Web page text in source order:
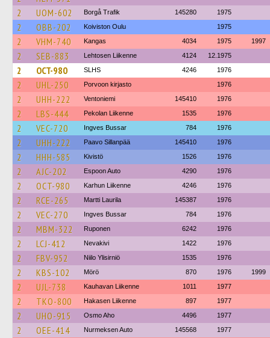
2 UOM-602 Borgå Trafik 145280 1975
2 OBB-202 Koiviston Oulu 1975
2 VHM-740 Kangas 4034 1975 1997
2 SEB-883 Lehtosen Liikenne 4124 12.1975
2 OCT-980 SLHS 4246 1976
2 UHL-250 Porvoon kirjasto 1976
2 UHH-222 Ventoniemi 145410 1976
2 LBS-444 Pekolan Liikenne 1535 1976
2 VEC-720 Ingves Bussar 784 1976
2 UHH-222 Paavo Sillanpää 145410 1976
2 HHH-585 Kivistö 1526 1976
2 AJC-202 Espoon Auto 4290 1976
2 OCT-980 Karhun Liikenne 4246 1976
2 RCE-265 Martti Laurila 145387 1976
2 VEC-270 Ingves Bussar 784 1976
2 MBM-322 Ruponen 6242 1976
2 LCJ-412 Nevakivi 1422 1976
2 FBV-952 Niilo Ylisirniö 1535 1976
2 KBS-102 Mörö 870 1976 1999
2 UJL-738 Kauhavan Liikenne 1011 1977
2 TKO-800 Hakasen Liikenne 897 1977
2 UHO-915 Osmo Aho 4496 1977
2 OEE-414 Nurmeksen Auto 145568 1977